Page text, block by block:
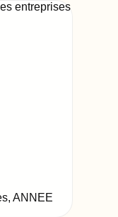
entreprises
ANNEE